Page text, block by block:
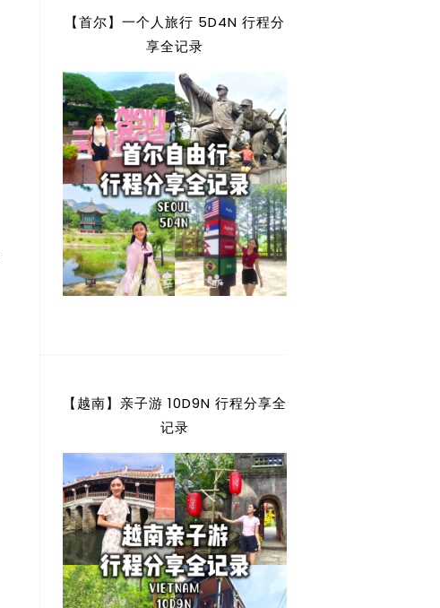
【首尔】一个人旅行 5D4N 行程分
享全记录
【越南】亲子游 10D9N 行程分享全
记录